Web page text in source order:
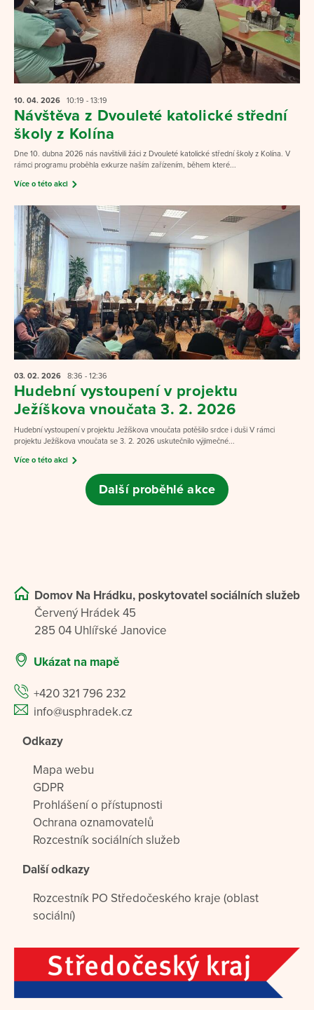
10. 04. 2026 10:19 - 13:19
Návštěva z Dvouleté katolické střední
školy z Kolína
Dne 10. dubna 2026 nás navštívili žáci z Dvouleté katolické střední školy z Kolína. V
rámci programu proběhla exkurze naším zařízením, během které...
Více o této akci
03. 02. 2026 8:36 - 12:36
Hudební vystoupení v projektu
Ježíškova vnoučata 3. 2. 2026
Hudební vystoupení v projektu Ježíškova vnoučata potěšilo srdce i duši V rámci
projektu Ježíškova vnoučata se 3. 2. 2026 uskutečnilo výjimečné...
Více o této akci
Další proběhlé akce
Domov Na Hrádku, poskytovatel sociálních služeb
Červený Hrádek 45
285 04 Uhlířské Janovice
Ukázat na mapě
+420 321 796 232
info@usphradek.cz
Odkazy
Mapa webu
GDPR
Prohlášení o přístupnosti
Ochrana oznamovatelů
Rozcestník sociálních služeb
Další odkazy
Rozcestník PO Středočeského kraje (oblast
sociální)